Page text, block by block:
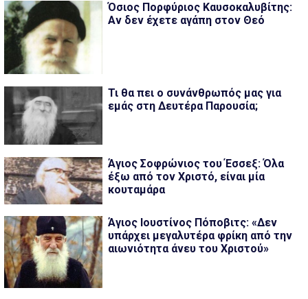
Όσιος Πορφύριος Καυσοκαλυβίτης:
Αν δεν έχετε αγάπη στον Θεό
Τι θα πει ο συνάνθρωπός μας για
εμάς στη Δευτέρα Παρουσία;
Άγιος Σοφρώνιος του Έσσεξ: Όλα
έξω από τον Χριστό, είναι μία
κουταμάρα
Άγιος Ιουστίνος Πόποβιτς: «Δεν
υπάρχει μεγαλυτέρα φρίκη από την
αιωνιότητα άνευ του Χριστού»